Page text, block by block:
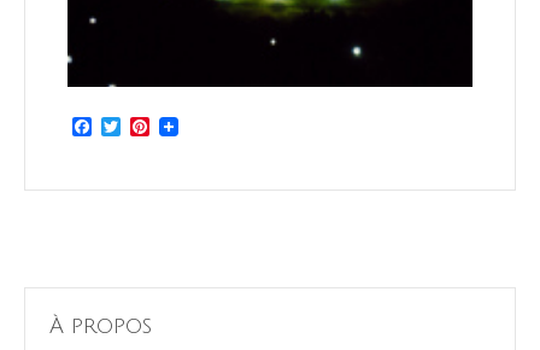
Facebook
TwitterPinterest
À propos